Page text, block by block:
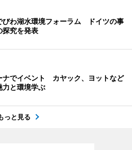
びわ湖水環境フォーラム ドイツの事
探究を発表
ナでイベント カヤック、ヨットなど
力と環境学ぶ
っと見る